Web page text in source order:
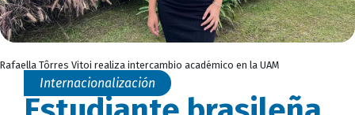
Rafaella Tôrres Vitoi realiza intercambio académico en la UAM
Internacionalización